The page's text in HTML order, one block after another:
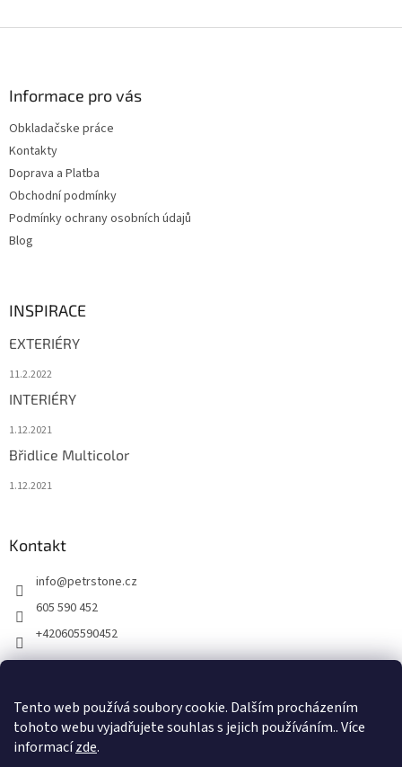
Tento web používá soubory cookie. Dalším procházením
tohoto webu vyjadřujete souhlas s jejich používáním.. Více
informacízde.
Informace pro vás
Obkladačske práce
Kontakty
Doprava a Platba
Obchodní podmínky
Podmínky ochrany osobních údajů
Blog
INSPIRACE
EXTERIÉRY
11.2.2022
INTERIÉRY
1.12.2021
Břidlice Multicolor
1.12.2021
Kontakt
info@petrstone.cz
605 590 452
+420605590452
Facebook